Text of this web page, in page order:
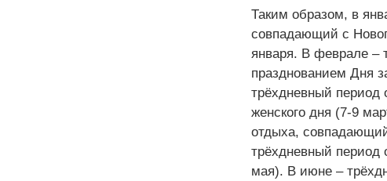
Таким образом, в
совпадающий с
января. В феврале –
празднованием Дня
трёхдневный
женского дня (7-9
отдыха,
трёхдневный
мая). В июне –